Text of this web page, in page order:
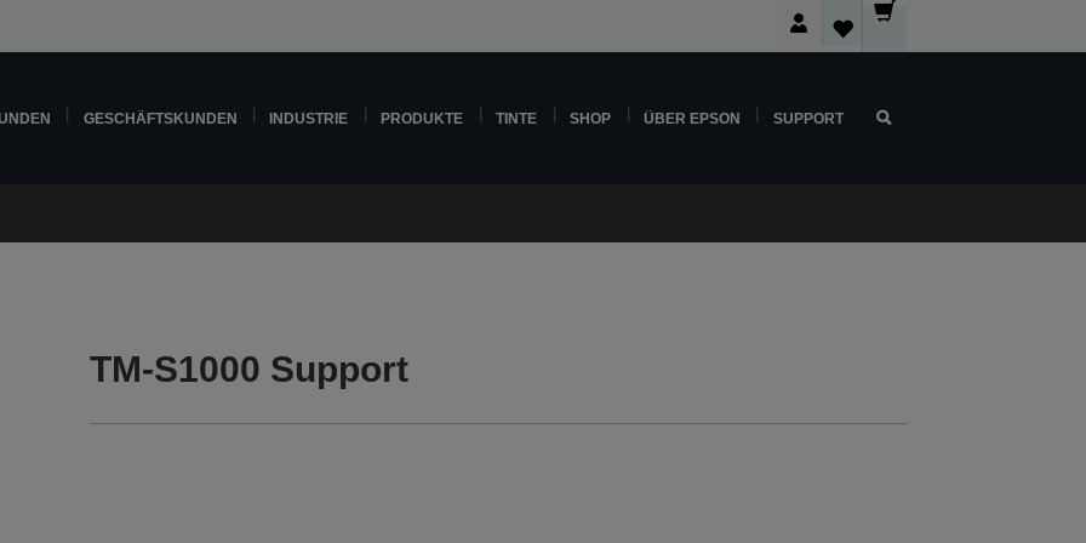
GESCHÄFTSKUNDEN INDUSTRIE PRODUKTE TINTE SHOP ÜBER EPSON SUPPORT
TM-S1000 Support